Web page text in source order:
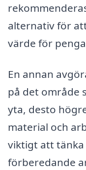
alternativ för
värde för
En annan
på det område
yta, desto
material och
viktigt att tänka
förberedande